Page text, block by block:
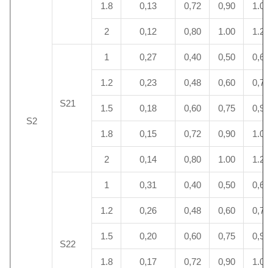
S2
1.8 0,13 0,72 0,90 1.08
2 0,12 0,80 1.00 1.20
S21
1 0,27 0,40 0,50 0,60
1.2 0,23 0,48 0,60 0,72
1.5 0,18 0,60 0,75 0,90
1.8 0,15 0,72 0,90 1.08
2 0,14 0,80 1.00 1.20
S22
1 0,31 0,40 0,50 0,60
1.2 0,26 0,48 0,60 0,72
1.5 0,20 0,60 0,75 0,90
1.8 0,17 0,72 0,90 1.08